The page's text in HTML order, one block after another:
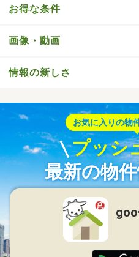
お得な条件
画像・動画
情報の新しさ
お気に入りの物
プッシ
最新の物